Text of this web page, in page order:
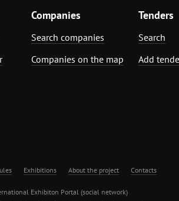
Companies
Search companies
Companies on the map
Tenders
Search
Add
Exhibitions About the project Contacts
Exhibiton Portal (social network)